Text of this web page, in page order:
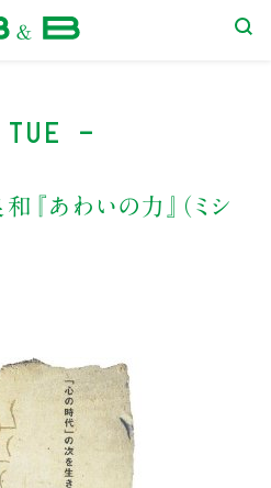
Tue -
あわいの力』（ミシ